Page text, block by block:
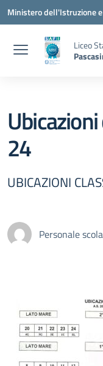
Vai ai contenuti
Vai al menu di navigazione
Vai al footer
Ministero dell'Istruzione
Liceo
24
UBICAZIONI
Personale